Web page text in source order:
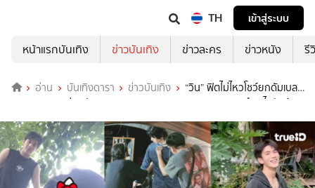
TH
เข้าสู่ระบบ
หน้าแรกบันเทิง
ข่าวบันเทิง ข่าวละคร ข่าวหนัง รี
อ่าน บันเทิงดารา ข่าวบันเทิง
“วิน” ฟิตไม่ไหวโชว์ยกดัมเบล
กลางกอง พาส่องนักแสดง “Scarlet Heart Thailand” แอบทำอะไรกันบ้าง